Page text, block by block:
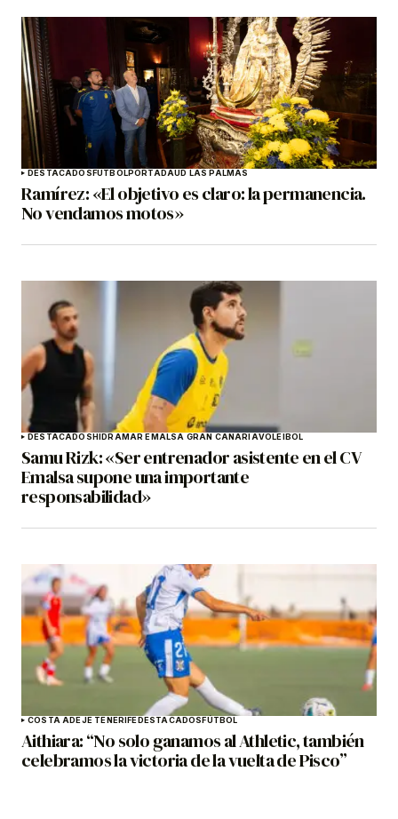
DESTACADOSFÚTBOLPORTADAUD LAS PALMAS
Ramírez: «El objetivo es claro: la permanencia.
No vendamos motos»
DESTACADOSHIDRAMAR EMALSA GRAN CANARIAVOLEIBOL
Samu Rizk: «Ser entrenador asistente en el CV
Emalsa supone una importante
responsabilidad»
COSTA ADEJE TENERIFEDESTACADOSFÚTBOL
Aithiara: “No solo ganamos al Athletic, también
celebramos la victoria de la vuelta de Pisco”